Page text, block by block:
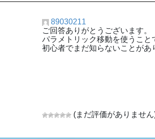
89030211
ご回答ありがとうございます。
パラメトリック移動を使うこと
初心者でまだ知らないことがあ
(まだ評価がありませ